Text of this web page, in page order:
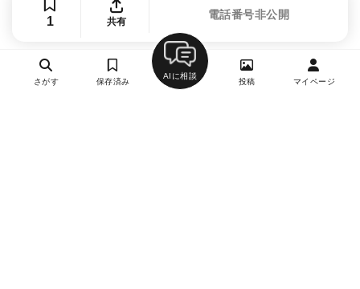
1 共有
電話番号非公開
さがす 保存済み
AIに相談
投稿 マイページ